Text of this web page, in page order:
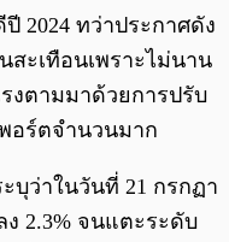
2024 ทว่าประกาศดัง
ะเทือนเพราะไม่นาน
งตามมาด้วยการปรับ
อร์ตจำนวนมาก
บุว่าในวันที่ 21 กรกฏา
ง 2.3% จนแตะระดับ